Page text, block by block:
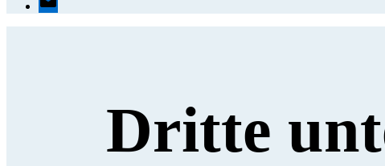
Mail
Dritte